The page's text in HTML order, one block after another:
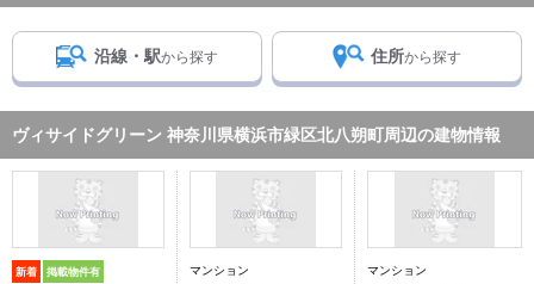
沿線・駅から探す 住所から探す
ヴィサイドグリーン 神奈川県横浜市緑区北八朔町周辺の建物情報
新着 掲載物件有
マンション
マンション